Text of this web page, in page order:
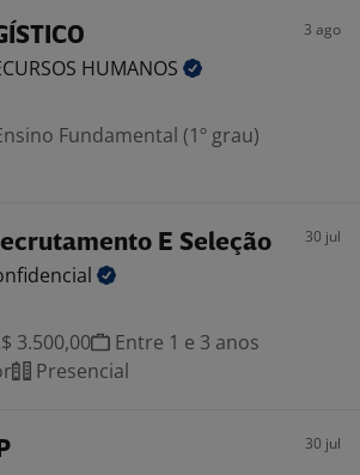
3 ago
HUMANOS
Fundamental (1º grau)
E Seleção 30 jul
3.500,00
Entre 1 e 3 anos
Presencial
30 jul